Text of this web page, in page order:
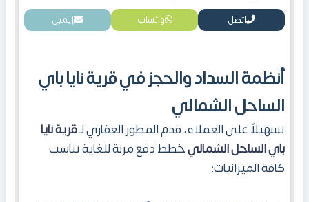
اتصل واتساب إيميل
أنظمة السداد والحجز في قرية نايا باي
الساحل الشمالي
تسهيلاً على العملاء، قدم المطور العقاري لـقرية نايا
باي الساحل الشماليخطط دفع مرنة للغاية تناسب
كافة الميزانيات: